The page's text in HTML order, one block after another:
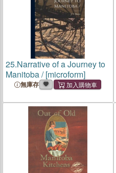
25.Narrative of a Journey to
Manitoba / [microform]
無庫存